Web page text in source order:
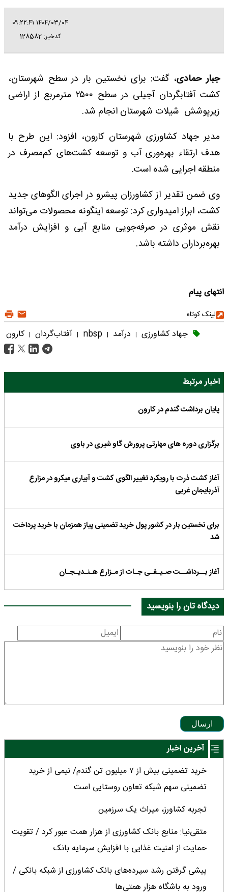
۱۴۰۴/۰۳/۰۴ ۰۹:۲۲:۴۱
کدخبر: 128582
جبار حمادی، گفت: برای نخستین بار در سطح شهرستان،
کشت آفتابگردان آجیلی در سطح ۲۵۰۰ مترمربع از اراضی
زیرپوشش شیلات شهرستان انجام شد.
مدیر جهاد کشاورزی شهرستان کارون، افزود: این طرح با
هدف ارتقاء بهره‌وری آب و توسعه کشت‌های کم‌مصرف در
منطقه اجرایی شده است.
وی ضمن تقدیر از کشاورزان پیشرو در اجرای الگوهای جدید
کشت، ابراز امیدواری کرد: توسعه اینگونه محصولات می‌تواند
نقش موثری در صرفه‌جویی منابع آبی و افزایش درآمد
بهره‌برداران داشته باشد.
انتهای پیام
لینک کوتاه
جهاد کشاورزی | درآمد |
nbsp
| آفتاب‌گردان | کارون
اخبار مرتبط
پایان برداشت گندم در کارون
برگزاری دوره های مهارتی پرورش گاو شیری در باوی
آغاز کشت ذرت با رویکرد تغییر الگوی کشت و آبیاری میکرو در مزارع
آذربایجان غربی
برای نخستین بار در کشور پول خرید تضمینی پیاز همزمان با خرید پرداخت
شد
آغاز بــرداشــت صـیـفـی جـات از مـزارع هـنـدیـجـان
دیدگاه تان را بنویسید
ارسال
آخرین اخبار
خرید تضمینی بیش از ۷ میلیون تن گندم/ نیمی از خرید
تضمینی سهم شبکه تعاون روستایی است
تجربه کشاورز، میراث یک سرزمین
متقی‌نیا: منابع بانک کشاورزی از هزار همت عبور کرد / تقویت
حمایت از امنیت غذایی با افزایش سرمایه بانک
پیشی گرفتن رشد سپرده‌های بانک کشاورزی از شبکه بانکی /
ورود به باشگاه هزار همتی‌ها